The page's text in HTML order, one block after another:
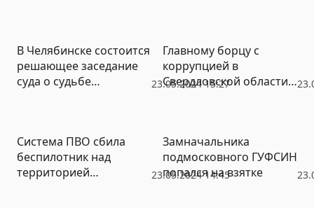
23.05.2024 15:27
В Челябинске состоится
решающее заседание
суда о судьбе
Главному борцу с
коррупцией в
Свердловской области
23.05.2024 14:45
Система ПВО сбила
беспилотник над
территорией
Замначальника
подмосковного ГУФСИН
попался на взятке